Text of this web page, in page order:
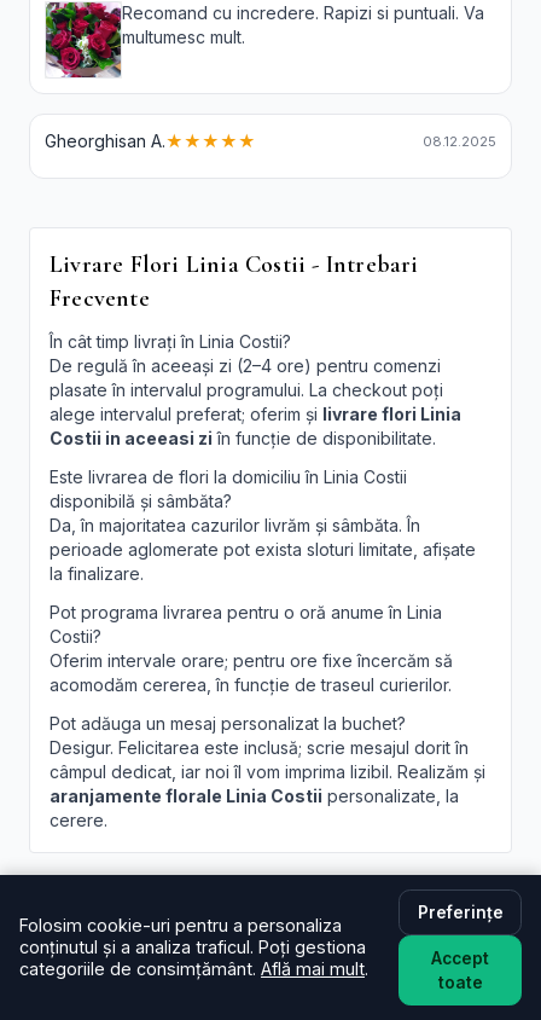
Recomand cu incredere. Rapizi si puntuali. Va
multumesc mult.
Gheorghisan A.★★★★★ 08.12.2025
Livrare Flori Linia Costii - Intrebari
Frecvente
În cât timp livrați în Linia Costii?
De regulă în aceeași zi (2–4 ore) pentru comenzi
plasate în intervalul programului. La checkout poți
alege intervalul preferat; oferim și livrare flori Linia
Costii in aceeasi zi în funcție de disponibilitate.
Este livrarea de flori la domiciliu în Linia Costii
disponibilă și sâmbăta?
Da, în majoritatea cazurilor livrăm și sâmbăta. În
perioade aglomerate pot exista sloturi limitate, afișate
la finalizare.
Pot programa livrarea pentru o oră anume în Linia
Costii?
Oferim intervale orare; pentru ore fixe încercăm să
acomodăm cererea, în funcție de traseul curierilor.
Pot adăuga un mesaj personalizat la buchet?
Desigur. Felicitarea este inclusă; scrie mesajul dorit în
câmpul dedicat, iar noi îl vom imprima lizibil. Realizăm și
aranjamente florale Linia Costii personalizate, la
cerere.
Brandusa.ro
Folosim cookie-uri pentru a personaliza
conținutul și a analiza traficul. Poți gestiona
categoriile de consimțământ. Află mai mult.
Preferințe
Accept
toate